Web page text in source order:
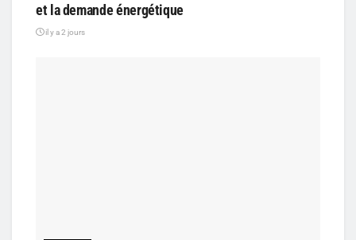
et la demande énergétique
il y a 2 jours